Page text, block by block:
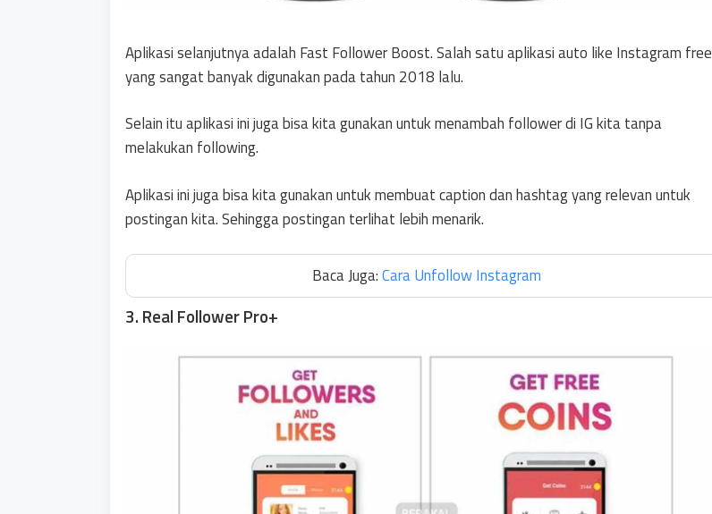
Aplikasi selanjutnya adalah Fast Follower Boost. Salah satu aplikasi auto like Instagram free
yang sangat banyak digunakan pada tahun 2018 lalu.
Selain itu aplikasi ini juga bisa kita gunakan untuk menambah follower di IG kita tanpa
melakukan following.
Aplikasi ini juga bisa kita gunakan untuk membuat caption dan hashtag yang relevan untuk
postingan kita. Sehingga postingan terlihat lebih menarik.
Baca Juga:Cara Unfollow Instagram
3. Real Follower Pro+